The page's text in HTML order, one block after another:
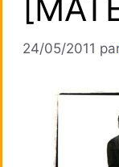
24/05/2011